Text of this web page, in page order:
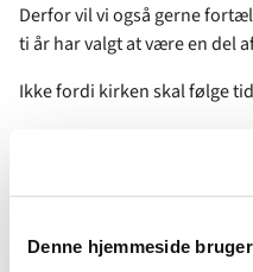
Denne hjemmeside
Derfor vil vi også gerne
ti år har valgt at være en del
Ikke fordi kirken skal følge
Evangeliet er urokkeligt og
lever i.